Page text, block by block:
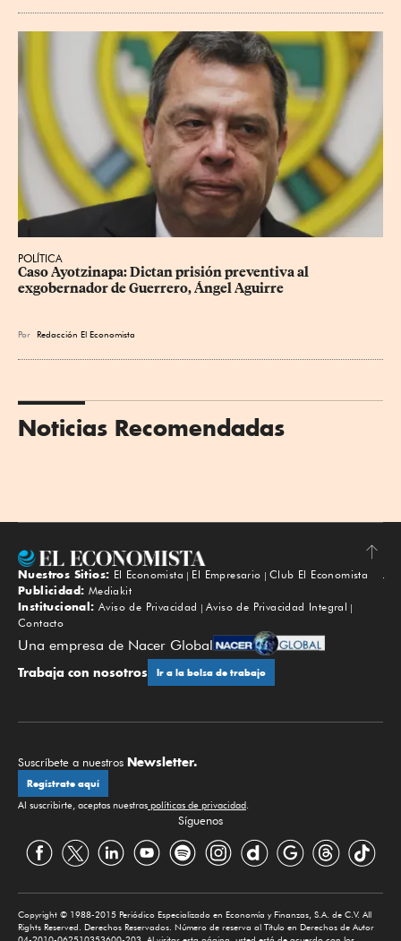
POLÍTICA
Caso Ayotzinapa: Dictan prisión preventiva al
exgobernador de Guerrero, Ángel Aguirre
Por Redacción El Economista
Noticias Recomendadas
Subir
Nuestros Sitios: El Economista El Empresario
Club El Economista
Publicidad: Mediakit
Institucional: Aviso de Privacidad
Aviso de Privacidad Integral
Contacto
Una empresa de Nacer Global
Trabaja con nosotros Ir a la bolsa de trabajo
Suscríbete a nuestros Newsletter.
Regístrate aquí
Al suscribirte, aceptas nuestras políticas de privacidad.
Síguenos
Copyright © 1988-2015 Periódico Especializado en Economía y Finanzas, S.A. de C.V. All
Rights Reserved. Derechos Reservados. Número de reserva al Título en Derechos de Autor